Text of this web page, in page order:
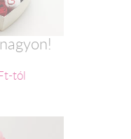
tól